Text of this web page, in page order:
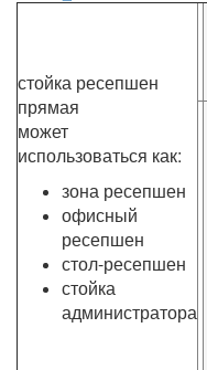
стойка ресепшен
прямая
может
использоваться как:
зона ресепшен
офисный
ресепшен
стол-ресепшен
стойка
администратора